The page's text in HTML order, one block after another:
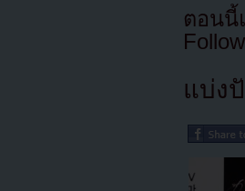
ตอนนี้
แบ่ง